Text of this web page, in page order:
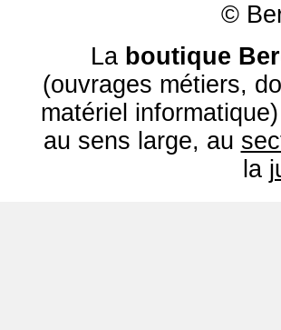
©
La boutique
(ouvrages métiers,
matériel
au sens large, au
la